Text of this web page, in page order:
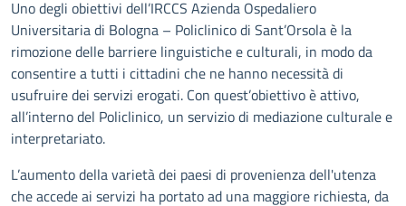
Uno degli obiettivi dell’IRCCS Azienda Ospedaliero
Universitaria di Bologna – Policlinico di Sant’Orsola è la
rimozione delle barriere linguistiche e culturali, in modo da
consentire a tutti i cittadini che ne hanno necessità di
usufruire dei servizi erogati. Con quest’obiettivo è attivo,
all’interno del Policlinico, un servizio di mediazione culturale e
interpretariato.
L’aumento della varietà dei paesi di provenienza dell'utenza
che accede ai servizi ha portato ad una maggiore richiesta, da